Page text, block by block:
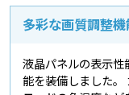
多彩な画質調整機
液晶パネルの表示性
能を装備しました